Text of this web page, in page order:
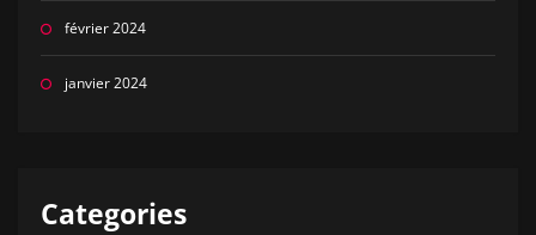
février 2024
janvier 2024
Categories